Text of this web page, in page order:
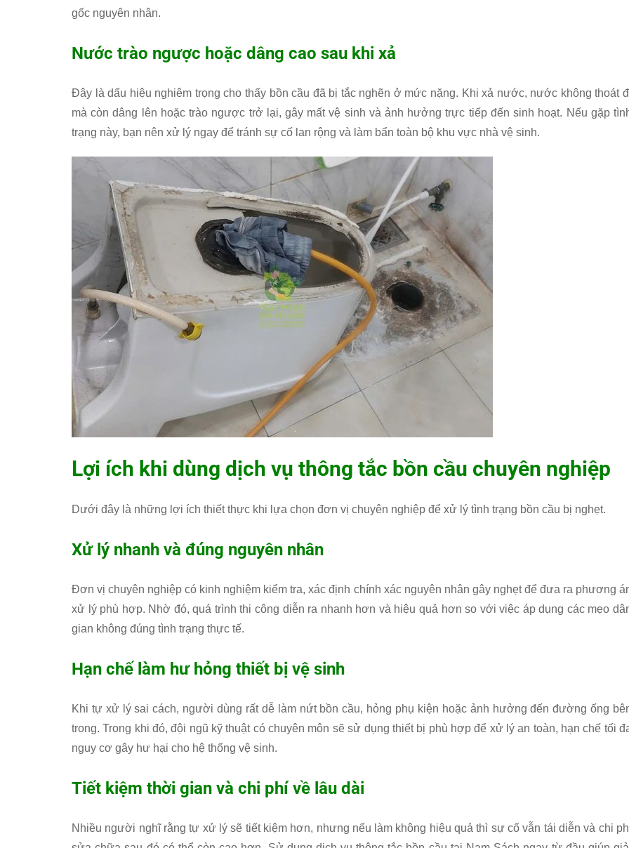
gốc nguyên nhân.
Nước trào ngược hoặc dâng cao sau khi xả
Đây là dấu hiệu nghiêm trọng cho thấy bồn cầu đã bị tắc nghẽn ở mức nặng. Khi xả nước, nước không thoát
mà còn dâng lên hoặc trào ngược trở lại, gây mất vệ sinh và ảnh hưởng trực tiếp đến sinh hoạt. Nếu gặp
trạng này, bạn nên xử lý ngay để tránh sự cố lan rộng và làm bẩn toàn bộ khu vực nhà vệ sinh.
Lợi ích khi dùng dịch vụ thông tắc bồn cầu chuyên nghiệp
Dưới đây là những lợi ích thiết thực khi lựa chọn đơn vị chuyên nghiệp để xử lý tình trạng bồn cầu bị nghẹt.
Xử lý nhanh và đúng nguyên nhân
Đơn vị chuyên nghiệp có kinh nghiệm kiểm tra, xác định chính xác nguyên nhân gây nghẹt để đưa ra phương
xử lý phù hợp. Nhờ đó, quá trình thi công diễn ra nhanh hơn và hiệu quả hơn so với việc áp dụng các mẹo
gian không đúng tình trạng thực tế.
Hạn chế làm hư hỏng thiết bị vệ sinh
Khi tự xử lý sai cách, người dùng rất dễ làm nứt bồn cầu, hỏng phụ kiện hoặc ảnh hưởng đến đường ống
trong. Trong khi đó, đội ngũ kỹ thuật có chuyên môn sẽ sử dụng thiết bị phù hợp để xử lý an toàn, hạn chế tối
nguy cơ gây hư hại cho hệ thống vệ sinh.
Tiết kiệm thời gian và chi phí về lâu dài
Nhiều người nghĩ rằng tự xử lý sẽ tiết kiệm hơn, nhưng nếu làm không hiệu quả thì sự cố vẫn tái diễn và chi